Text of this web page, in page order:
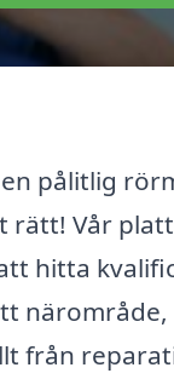
pålitlig
rätt! Vår
hitta
närområde,
från